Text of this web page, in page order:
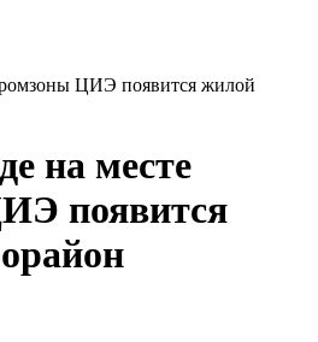
ЦИЭ появится жилой
на месте
появится